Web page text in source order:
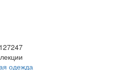
127247
одежда